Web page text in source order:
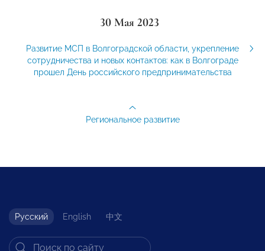
30 Мая 2023
Развитие МСП в Волгоградской области, укрепление
сотрудничества и новых контактов: как в Волгограде
прошел День российского предпринимательства
Региональное развитие
Русский English 中文